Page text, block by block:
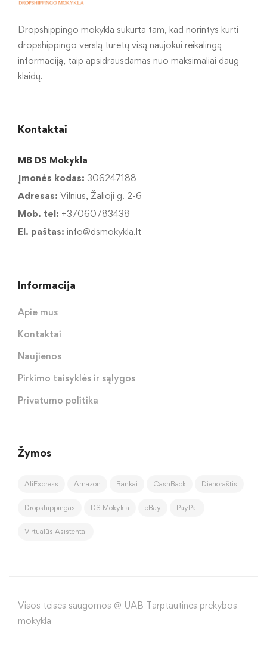
Dropshippingo mokykla sukurta tam, kad norintys kurti
dropshippingo verslą turėtų visą naujokui reikalingą
informaciją, taip apsidrausdamas nuo maksimaliai daug
klaidų.
Kontaktai
MB DS Mokykla
Įmonės kodas: 306247188
Adresas: Vilnius, Žalioji g. 2-6
Mob. tel: +37060783438
El. paštas: info@dsmokykla.lt
Informacija
Apie mus
Kontaktai
Naujienos
Pirkimo taisyklės ir sąlygos
Privatumo politika
Žymos
AliExpress Amazon Bankai CashBack Dienoraštis
Dropshippingas DS Mokykla eBay PayPal
Virtualūs Asistentai
Visos teisės saugomos @ UAB Tarptautinės prekybos
mokykla